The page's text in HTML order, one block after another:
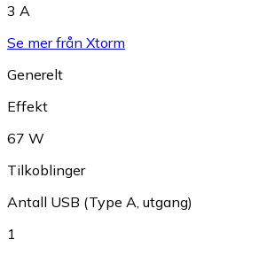
3 A
Se mer från Xtorm
Generelt
Effekt
67 W
Tilkoblinger
Antall USB (Type A, utgang)
1